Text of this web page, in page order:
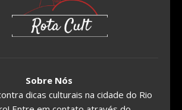
Sobre Nós
dicas culturais na cidade do Rio